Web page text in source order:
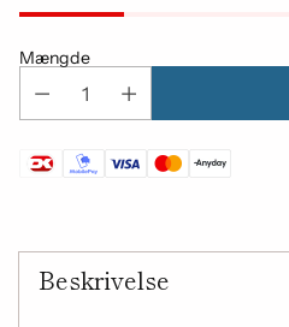
Mængde
af
produkt
Beskrivelse